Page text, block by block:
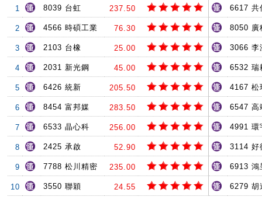
1 8039 台虹 237.50
2 4566 時碩工業 76.30
3 2103 台橡 25.00
4 2031 新光鋼 45.00
5 6426 統新 205.50
6 8454 富邦媒 283.50
7 6533 晶心科 256.00
8 2425 承啟 52.90
9 7788 松川精密 235.00
10 3550 聯穎 24.55
6617 共
8050 廣
3066 李
6532 瑞
4167 松
6547 高
4991 環
3114 好
6913 鴻
6279 胡